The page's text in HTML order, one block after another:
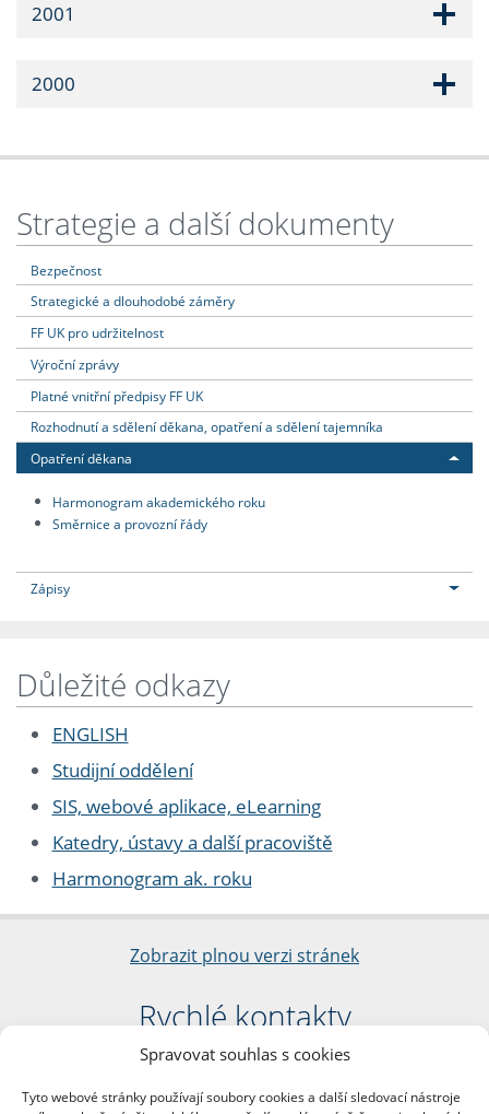
Spravovat souhlas s cookies
Tyto webové stránky používají soubory cookies a další sledovací nástroje
2001
2000
Strategie a další dokumenty
Bezpečnost
Strategické a dlouhodobé záměry
FF UK pro udržitelnost
Výroční zprávy
Platné vnitřní předpisy FF UK
Rozhodnutí a sdělení děkana, opatření a sdělení tajemníka
Opatření děkana
Harmonogram akademického roku
Směrnice a provozní řády
Zápisy
Důležité odkazy
ENGLISH
Studijní oddělení
SIS, webové aplikace, eLearning
Katedry, ústavy a další pracoviště
Harmonogram ak. roku
Zobrazit plnou verzi stránek
Rychlé kontakty
Filozofická fakulta
nám. Jana Palacha 1/2